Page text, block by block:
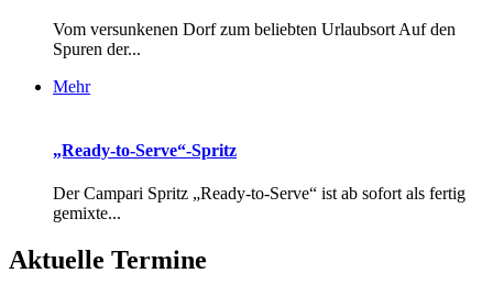
Vom versunkenen Dorf zum beliebten Urlaubsort Auf den
Spuren der...
Mehr
„Ready-to-Serve“-Spritz
Der Campari Spritz „Ready-to-Serve“ ist ab sofort als fertig
gemixte...
Aktuelle Termine